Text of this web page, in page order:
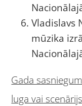
Vladislavs
mūzika
Gada
luga vai